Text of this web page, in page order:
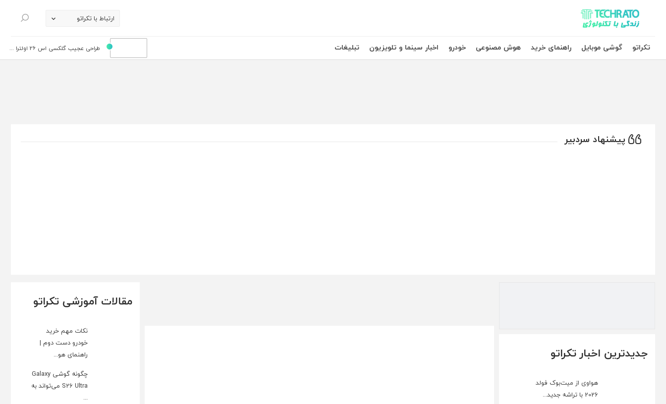
تکراتو – زندگی با تکنولوژی ارتباط با تکراتو
جستجو
تکراتو
گوشی موبایل راهنمای خرید هوش مصنوعی خودرو اخبار سینما و تلویزیون تبلیغات طراحی عجیب گلکسی اس 26 اولترا ...
پیشنهاد سردبیر
جدیدترین اخبار تکراتو
هواوی از میت‌بوک فولد
2026 با تراشه جدید...
مقالات آموزشی تکراتو
نکات مهم خرید
خودرو دست دوم |
راهنمای هو...
چگونه گوشی Galaxy
S26 Ultra می‌تواند به
...